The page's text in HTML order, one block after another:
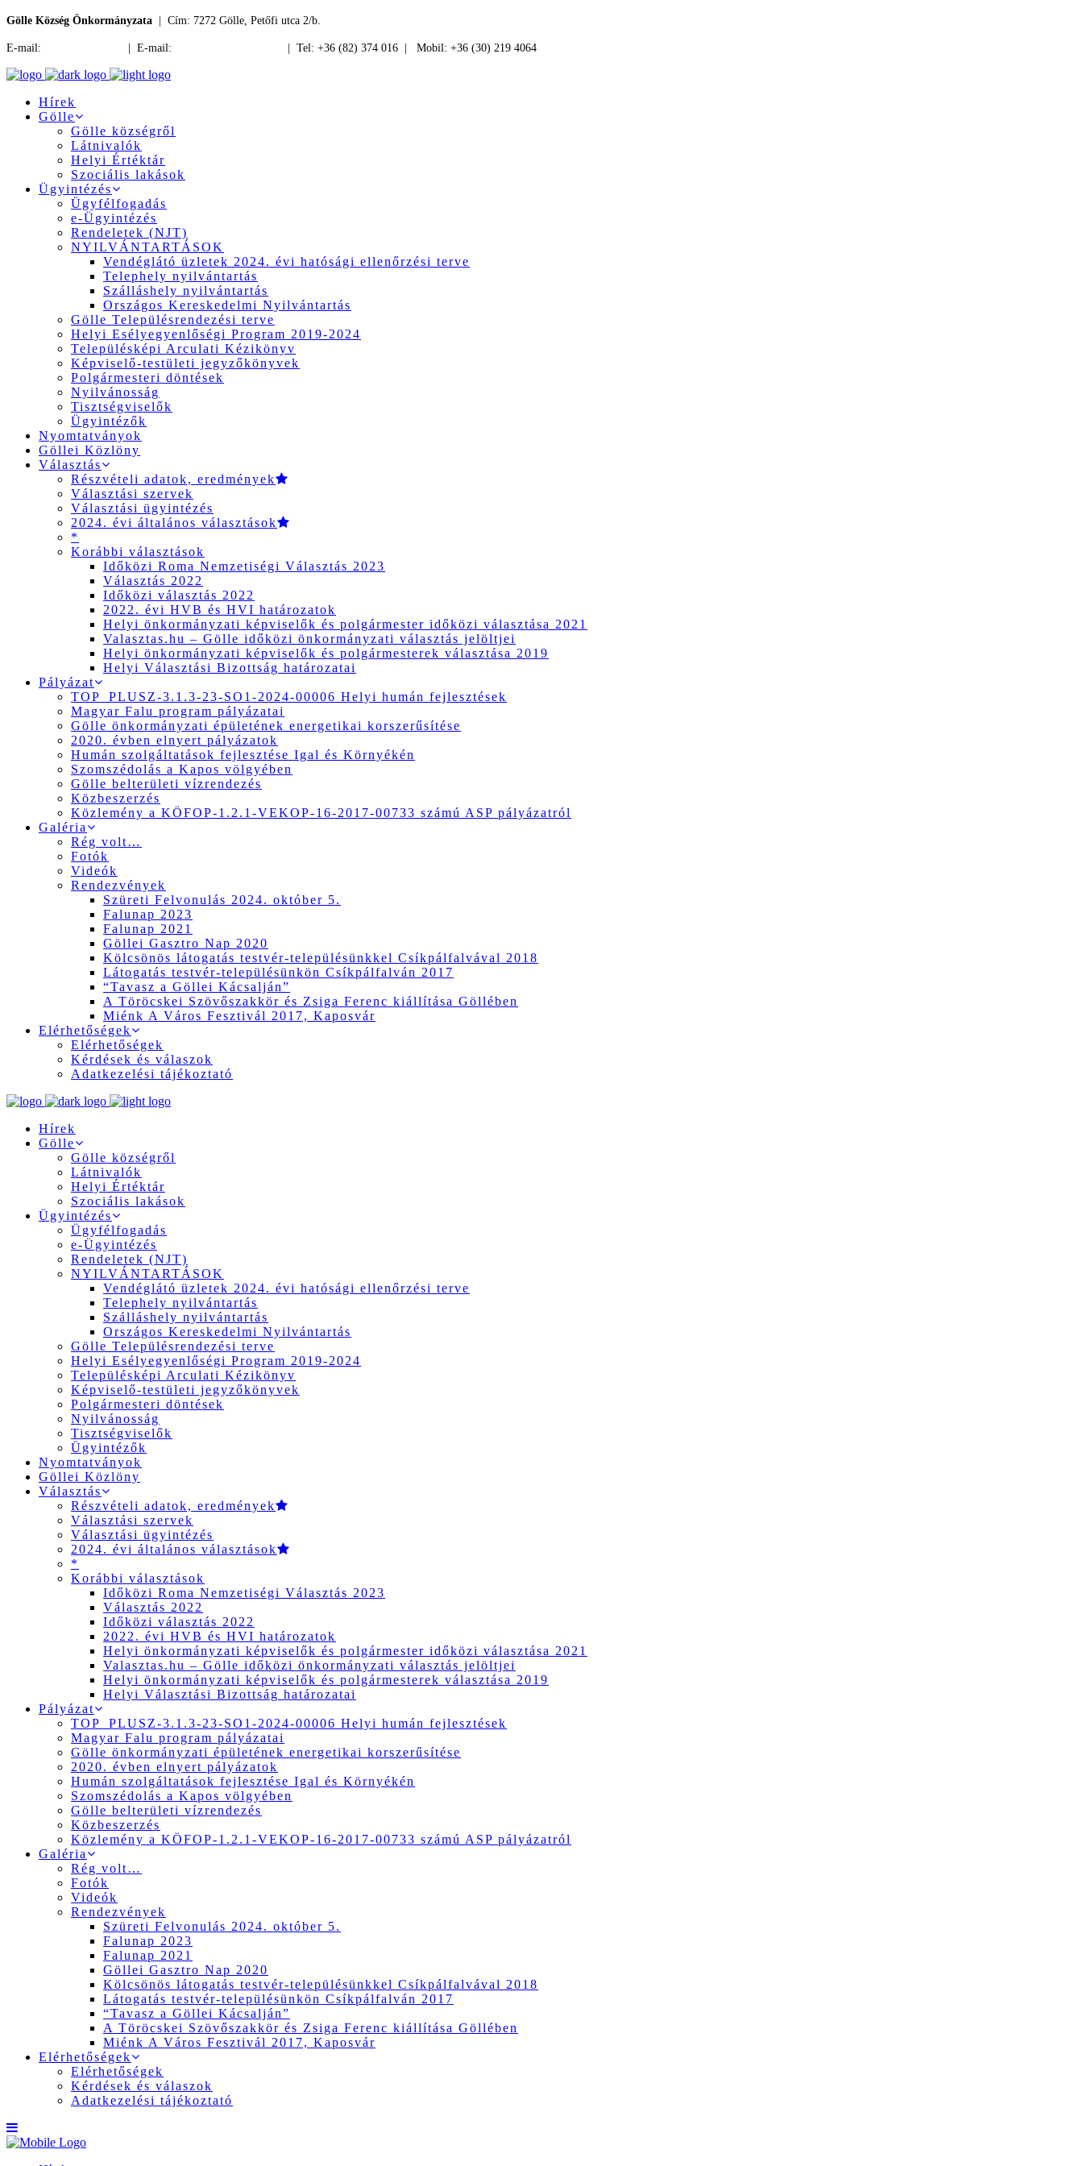
Gölle Község Önkormányzata | Cím: 7272 Gölle, Petőfi utca 2/b.
E-mail: | E-mail: | Tel: +36 (82) 374 016 | Mobil: +36 (30) 219 4064
Hírek
Gölle
Gölle községről
Látnivalók
Helyi Értéktár
Szociális lakások
Ügyintézés
Ügyfélfogadás
e-Ügyintézés
Rendeletek (NJT)
NYILVÁNTARTÁSOK
Vendéglátó üzletek 2024. évi hatósági ellenőrzési terve
Telephely nyilvántartás
Szálláshely nyilvántartás
Országos Kereskedelmi Nyilvántartás
Gölle Településrendezési terve
Helyi Esélyegyenlőségi Program 2019-2024
Településképi Arculati Kézikönyv
Képviselő-testületi jegyzőkönyvek
Polgármesteri döntések
Nyilvánosság
Tisztségviselők
Ügyintézők
Nyomtatványok
Göllei Közlöny
Választás
Részvételi adatok, eredmények
Választási szervek
Választási ügyintézés
2024. évi általános választások
*
Korábbi választások
Időközi Roma Nemzetiségi Választás 2023
Választás 2022
Időközi választás 2022
2022. évi HVB és HVI határozatok
Helyi önkormányzati képviselők és polgármester időközi választása 2021
Valasztas.hu – Gölle időközi önkormányzati választás jelöltjei
Helyi önkormányzati képviselők és polgármesterek választása 2019
Helyi Választási Bizottság határozatai
Pályázat
TOP_PLUSZ-3.1.3-23-SO1-2024-00006 Helyi humán fejlesztések
Magyar Falu program pályázatai
Gölle önkormányzati épületének energetikai korszerűsítése
2020. évben elnyert pályázatok
Humán szolgáltatások fejlesztése Igal és Környékén
Szomszédolás a Kapos völgyében
Gölle belterületi vízrendezés
Közbeszerzés
Közlemény a KÖFOP-1.2.1-VEKOP-16-2017-00733 számú ASP pályázatról
Galéria
Rég volt…
Fotók
Videók
Rendezvények
Szüreti Felvonulás 2024. október 5.
Falunap 2023
Falunap 2021
Göllei Gasztro Nap 2020
Kölcsönös látogatás testvér-településünkkel Csíkpálfalvával 2018
Látogatás testvér-településünkön Csíkpálfalván 2017
“Tavasz a Göllei Kácsalján”
A Töröcskei Szövőszakkör és Zsiga Ferenc kiállítása Göllében
Miénk A Város Fesztivál 2017, Kaposvár
Elérhetőségek
Elérhetőségek
Kérdések és válaszok
Adatkezelési tájékoztató
Hírek
Gölle
Gölle községről
Látnivalók
Helyi Értéktár
Szociális lakások
Ügyintézés
Ügyfélfogadás
e-Ügyintézés
Rendeletek (NJT)
NYILVÁNTARTÁSOK
Vendéglátó üzletek 2024. évi hatósági ellenőrzési terve
Telephely nyilvántartás
Szálláshely nyilvántartás
Országos Kereskedelmi Nyilvántartás
Gölle Településrendezési terve
Helyi Esélyegyenlőségi Program 2019-2024
Településképi Arculati Kézikönyv
Képviselő-testületi jegyzőkönyvek
Polgármesteri döntések
Nyilvánosság
Tisztségviselők
Ügyintézők
Nyomtatványok
Göllei Közlöny
Választás
Részvételi adatok, eredmények
Választási szervek
Választási ügyintézés
2024. évi általános választások
*
Korábbi választások
Időközi Roma Nemzetiségi Választás 2023
Választás 2022
Időközi választás 2022
2022. évi HVB és HVI határozatok
Helyi önkormányzati képviselők és polgármester időközi választása 2021
Valasztas.hu – Gölle időközi önkormányzati választás jelöltjei
Helyi önkormányzati képviselők és polgármesterek választása 2019
Helyi Választási Bizottság határozatai
Pályázat
TOP_PLUSZ-3.1.3-23-SO1-2024-00006 Helyi humán fejlesztések
Magyar Falu program pályázatai
Gölle önkormányzati épületének energetikai korszerűsítése
2020. évben elnyert pályázatok
Humán szolgáltatások fejlesztése Igal és Környékén
Szomszédolás a Kapos völgyében
Gölle belterületi vízrendezés
Közbeszerzés
Közlemény a KÖFOP-1.2.1-VEKOP-16-2017-00733 számú ASP pályázatról
Galéria
Rég volt…
Fotók
Videók
Rendezvények
Szüreti Felvonulás 2024. október 5.
Falunap 2023
Falunap 2021
Göllei Gasztro Nap 2020
Kölcsönös látogatás testvér-településünkkel Csíkpálfalvával 2018
Látogatás testvér-településünkön Csíkpálfalván 2017
“Tavasz a Göllei Kácsalján”
A Töröcskei Szövőszakkör és Zsiga Ferenc kiállítása Göllében
Miénk A Város Fesztivál 2017, Kaposvár
Elérhetőségek
Elérhetőségek
Kérdések és válaszok
Adatkezelési tájékoztató